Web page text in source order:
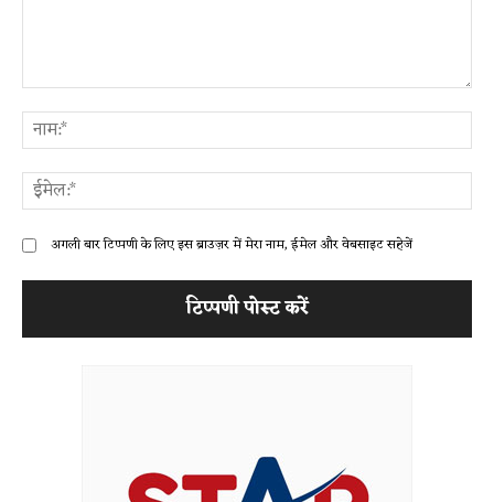
अगली बार टिप्पणी के लिए इस ब्राउज़र में मेरा नाम, ईमेल और वेबसाइट सहेजें